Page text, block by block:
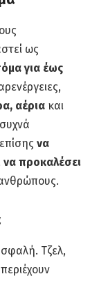
ως
για έως
αέρια και
να
να προκαλέσει
Τζελ,